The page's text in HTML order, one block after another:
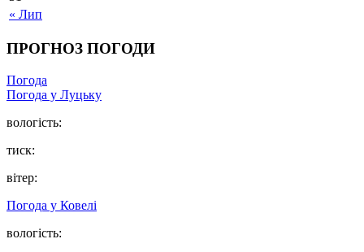
« Лип
ПРОГНОЗ ПОГОДИ
Погода
Погода у Луцьку
вологість:
тиск:
вітер:
Погода у Ковелі
вологість: